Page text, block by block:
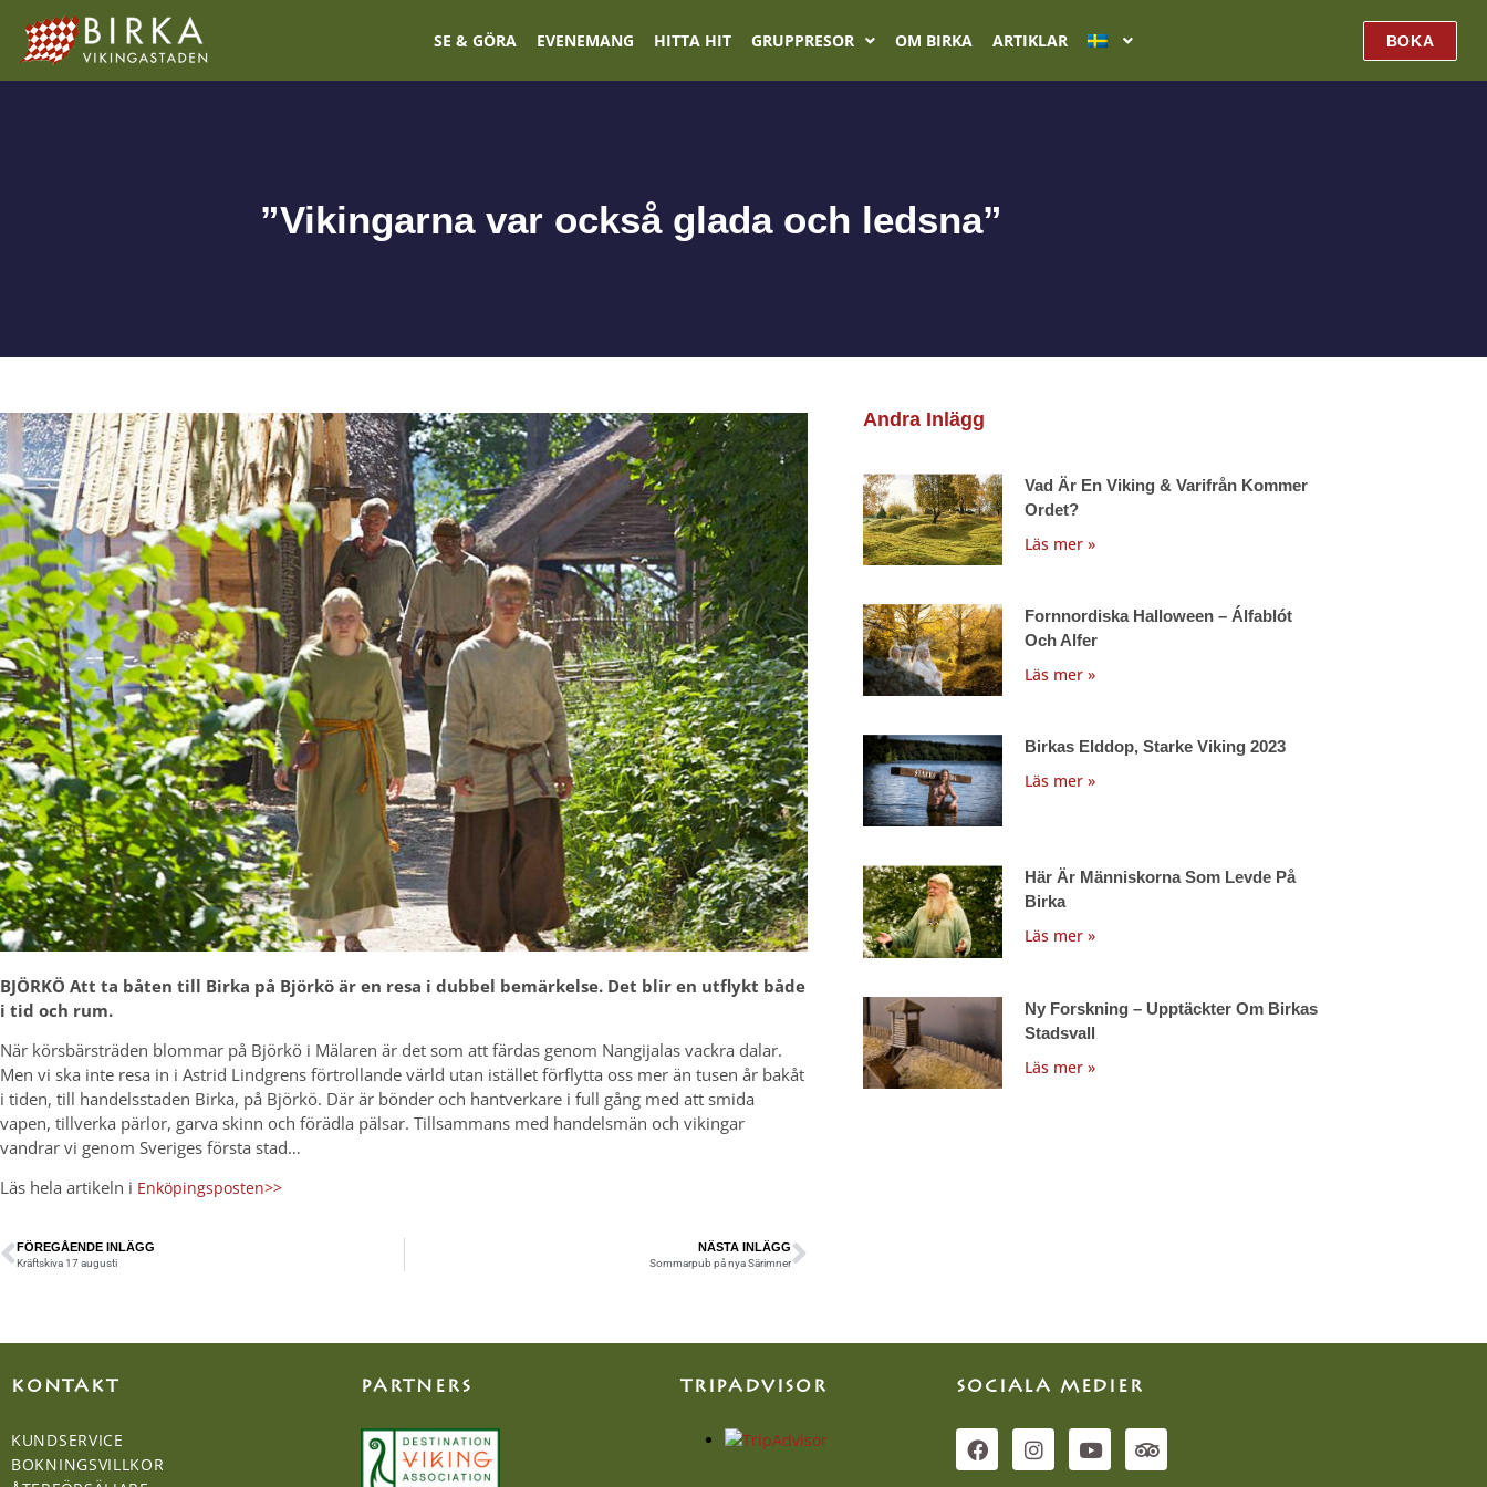
SE & GÖRA EVENEMANG HITTA HIT GRUPPRESOR OM BIRKA ARTIKLAR BOKA
”Vikingarna var också glada och ledsna”
BJÖRKÖ Att ta båten till Birka på Björkö är en resa i dubbel bemärkelse. Det blir en utflykt både
i tid och rum.
När körsbärsträden blommar på Björkö i Mälaren är det som att färdas genom Nangijalas vackra dalar.
Men vi ska inte resa in i Astrid Lindgrens förtrollande värld utan istället förflytta oss mer än tusen år bakåt
i tiden, till handelsstaden Birka, på Björkö. Där är bönder och hantverkare i full gång med att smida
vapen, tillverka pärlor, garva skinn och förädla pälsar. Tillsammans med handelsmän och vikingar
vandrar vi genom Sveriges första stad…
Läs hela artikeln i Enköpingsposten>>
FÖREGÅENDE INLÄGG
Kräftskiva 17 augusti
NÄSTA INLÄGG
Sommarpub på nya Särimner
Andra Inlägg
Vad Är En Viking & Varifrån Kommer
Ordet?
Läs mer »
Fornnordiska Halloween – Álfablót
Och Alfer
Läs mer »
Birkas Elddop, Starke Viking 2023
Läs mer »
Här Är Människorna Som Levde På
Birka
Läs mer »
Ny Forskning – Upptäckter Om Birkas
Stadsvall
Läs mer »
KONTAKT
KUNDSERVICE
BOKNINGSVILLKOR
PARTNERS TRIPADVISOR SOCIALA MEDIER